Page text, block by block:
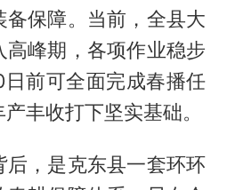
保障。当前，全县大
高峰期，各项作业稳步
前可全面完成春播任
丰收打下坚实基础。
后，是克东县一套环环